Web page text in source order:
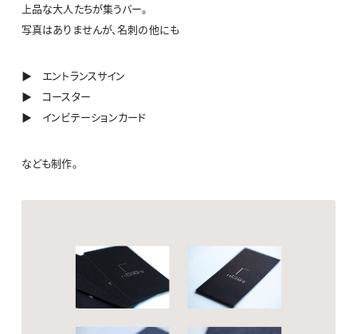
上品な大人たちが集うバー。
写真はありませんが、名刺の他にも
▶ エントランスサイン
▶ コースター
▶ インビテーションカード
なども制作。